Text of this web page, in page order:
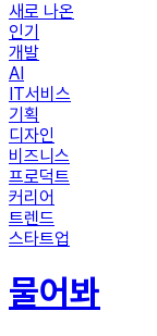
새로 나온
인기
개발
AI
IT서비스
기획
디자인
비즈니스
프로덕트
커리어
트렌드
스타트업
물어봐